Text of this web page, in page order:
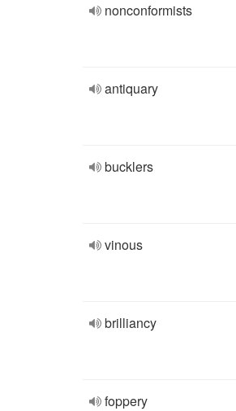
nonconformists
antiquary
bucklers
vinous
brilliancy
foppery